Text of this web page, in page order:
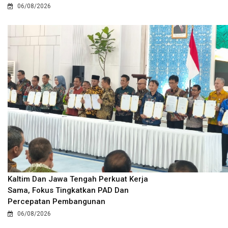
06/08/2026
Kaltim Dan Jawa Tengah Perkuat Kerja
Sama, Fokus Tingkatkan PAD Dan
Percepatan Pembangunan
06/08/2026